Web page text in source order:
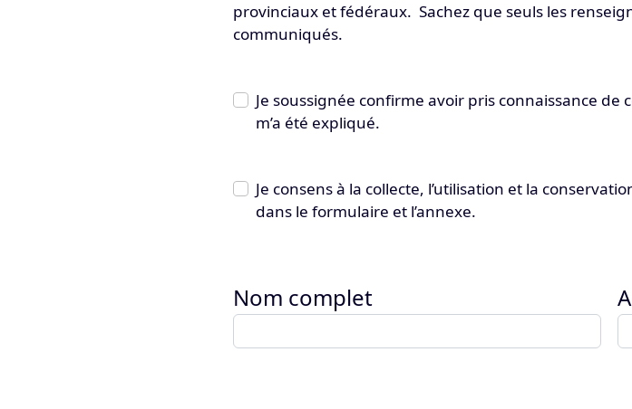
provinciaux et fédéraux. Sachez que seuls les
communiqués.
Je soussignée confirme avoir pris connaissance
m’a été expliqué.
Je consens à la collecte, l’utilisation et la
dans le formulaire et l’annexe.
Nom complet